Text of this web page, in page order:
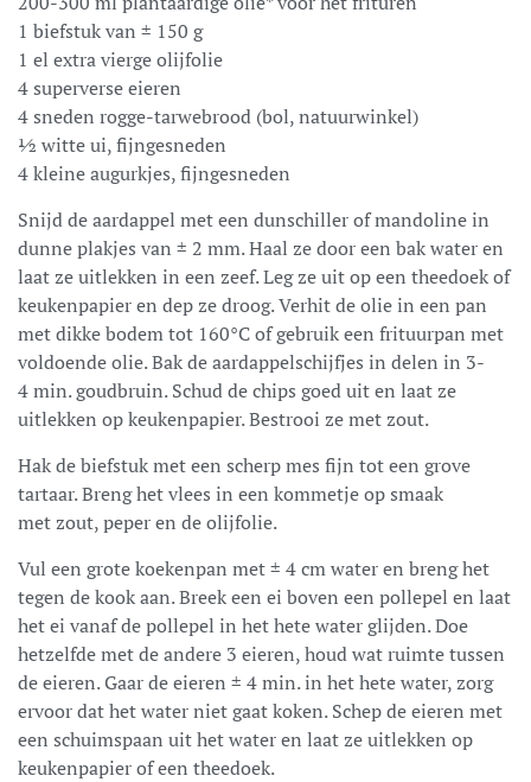
1 biefstuk van ± 150 g
1 el extra vierge olijfolie
4 superverse eieren
4 sneden rogge-tarwebrood (bol, natuurwinkel)
½ witte ui, fijngesneden
4 kleine augurkjes, fijngesneden
Snijd de aardappel met een dunschiller of mandoline in
dunne plakjes van ± 2 mm. Haal ze door een bak water en
laat ze uitlekken in een zeef. Leg ze uit op een theedoek of
keukenpapier en dep ze droog. Verhit de olie in een pan
met dikke bodem tot 160°C of gebruik een frituurpan met
voldoende olie. Bak de aardappelschijfjes in delen in 3-
4 min. goudbruin. Schud de chips goed uit en laat ze
uitlekken op keukenpapier. Bestrooi ze met zout.
Hak de biefstuk met een scherp mes fijn tot een grove
tartaar. Breng het vlees in een kommetje op smaak
met zout, peper en de olijfolie.
Vul een grote koekenpan met ± 4 cm water en breng het
tegen de kook aan. Breek een ei boven een pollepel en laat
het ei vanaf de pollepel in het hete water glijden. Doe
hetzelfde met de andere 3 eieren, houd wat ruimte tussen
de eieren. Gaar de eieren ± 4 min. in het hete water, zorg
ervoor dat het water niet gaat koken. Schep de eieren met
een schuimspaan uit het water en laat ze uitlekken op
keukenpapier of een theedoek.